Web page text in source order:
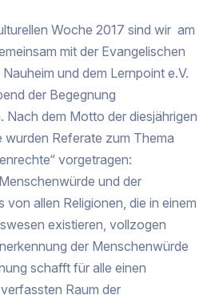
Woche 2017 sind wir am
mit der Evangelischen
und dem Lernpoint e.V.
der Begegnung
Nach dem Motto der diesjährigen
wurden Referate zum Thema
vorgetragen:
und der
von allen Religionen, die in einem
existieren, vollzogen
der Menschenwürde
schafft für alle einen
Raum der